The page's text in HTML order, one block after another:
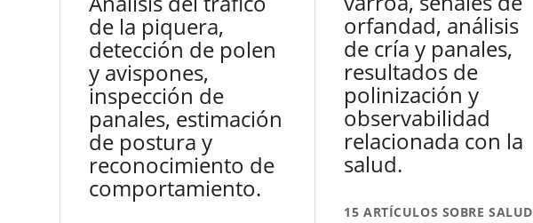
de la piquera,
detección de polen
y avispones,
inspección de
panales, estimación
de postura y
reconocimiento de
comportamiento.
orfandad, análisis
de cría y panales,
resultados de
polinización y
observabilidad
relacionada con la
salud.
15 ARTÍCULOS SOBRE SALUD